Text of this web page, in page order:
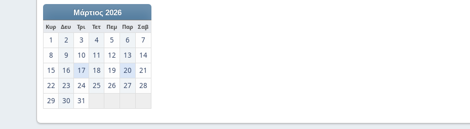
Μάρτιος 2026
Κυρ Δευ Τρι Τετ Πεμ Παρ Σαβ
1 2 3 4 5 6
7
8
9 10 11 12 13
14
15
16 17 18 19 20
21
22
23 24 25 26 27
28
29
30 31